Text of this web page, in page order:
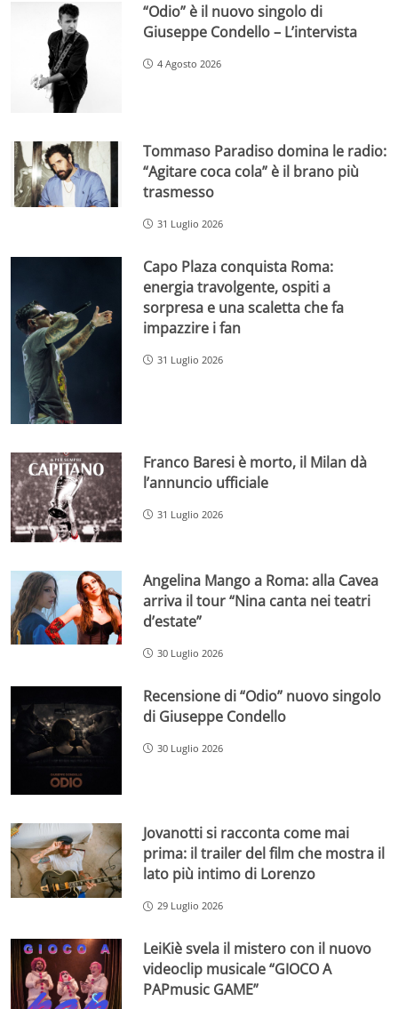
“Odio” è il nuovo singolo di
Giuseppe Condello – L’intervista
4 Agosto 2026
Tommaso Paradiso domina le radio:
“Agitare coca cola” è il brano più
trasmesso
31 Luglio 2026
Capo Plaza conquista Roma:
energia travolgente, ospiti a
sorpresa e una scaletta che fa
impazzire i fan
31 Luglio 2026
Franco Baresi è morto, il Milan dà
l’annuncio ufficiale
31 Luglio 2026
Angelina Mango a Roma: alla Cavea
arriva il tour “Nina canta nei teatri
d’estate”
30 Luglio 2026
Recensione di “Odio” nuovo singolo
di Giuseppe Condello
30 Luglio 2026
Jovanotti si racconta come mai
prima: il trailer del film che mostra il
lato più intimo di Lorenzo
29 Luglio 2026
LeiKiè svela il mistero con il nuovo
videoclip musicale “GIOCO A
PAPmusic GAME”